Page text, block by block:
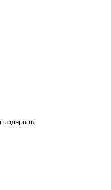
подарков.